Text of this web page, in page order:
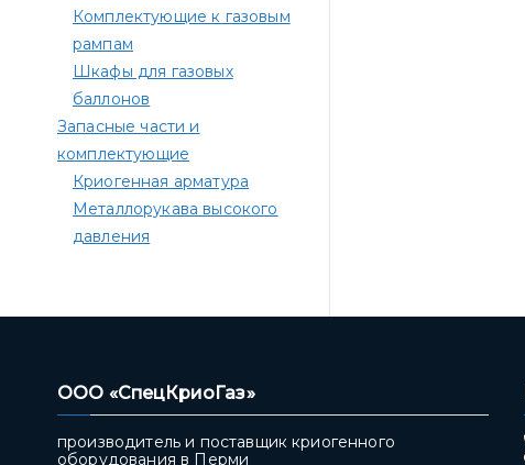
Комплектующие к газовым
рампам​
Шкафы для газовых
баллонов
Запасные части и
комплектующие
Криогенная арматура
Металлорукава высокого
давления
ООО «СпецКриоГаз»
производитель и поставщик криогенного
оборудования в Перми